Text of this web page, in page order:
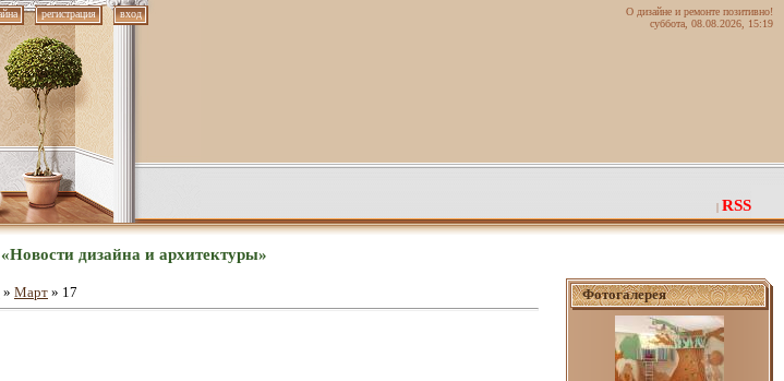
регистрация вход
О дизайне и ремонте позитивно!
суббота, 08.08.2026, 15:19
| RSS
дизайна и архитектуры»
» Март » 17 Фотогалерея